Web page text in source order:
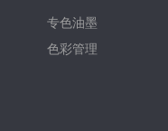
专色油墨
色彩管理